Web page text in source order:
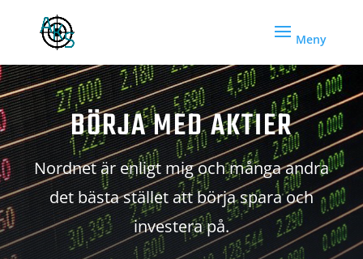
BÖRJA MED AKTIER
Nordnet är enligt mig och många andra
det bästa stället att börja spara och
investera på.